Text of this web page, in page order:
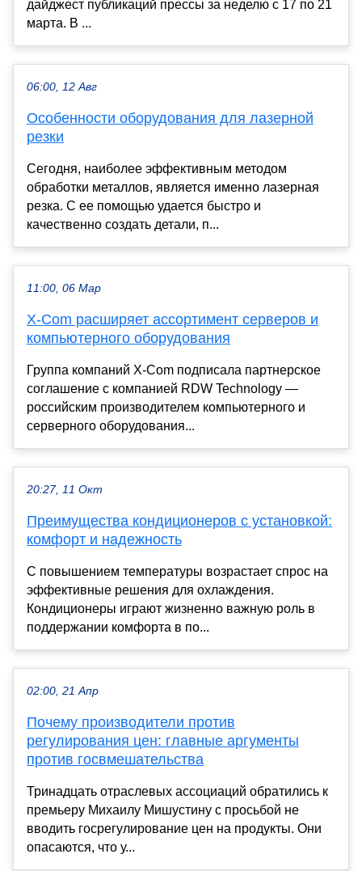
дайджест публикаций прессы за неделю с 17 по 21
марта. В ...
06:00, 12 Авг
Особенности оборудования для лазерной
резки
Сегодня, наиболее эффективным методом
обработки металлов, является именно лазерная
резка. С ее помощью удается быстро и
качественно создать детали, п...
11:00, 06 Мар
X-Com расширяет ассортимент серверов и
компьютерного оборудования
Группа компаний X-Com подписала партнерское
соглашение с компанией RDW Technology —
российским производителем компьютерного и
серверного оборудования...
20:27, 11 Окт
Преимущества кондиционеров с установкой:
комфорт и надежность
С повышением температуры возрастает спрос на
эффективные решения для охлаждения.
Кондиционеры играют жизненно важную роль в
поддержании комфорта в по...
02:00, 21 Апр
Почему производители против
регулирования цен: главные аргументы
против госвмешательства
Тринадцать отраслевых ассоциаций обратились к
премьеру Михаилу Мишустину с просьбой не
вводить госрегулирование цен на продукты. Они
опасаются, что у...